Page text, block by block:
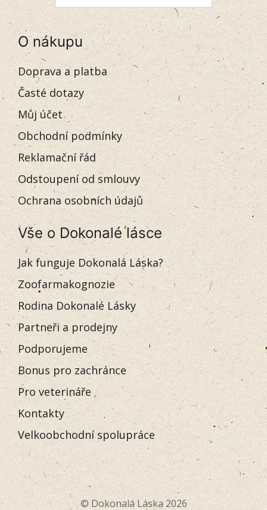
O nákupu
Doprava a platba
Časté dotazy
Můj účet
Obchodní podmínky
Reklamační řád
Odstoupení od smlouvy
Ochrana osobních údajů
Vše o Dokonalé lásce
Jak funguje Dokonalá Láska?
Zoofarmakognozie
Rodina Dokonalé Lásky
Partneři a prodejny
Podporujeme
Bonus pro zachránce
Pro veterináře
Kontakty
Velkoobchodní spolupráce
© Dokonalá Láska 2026